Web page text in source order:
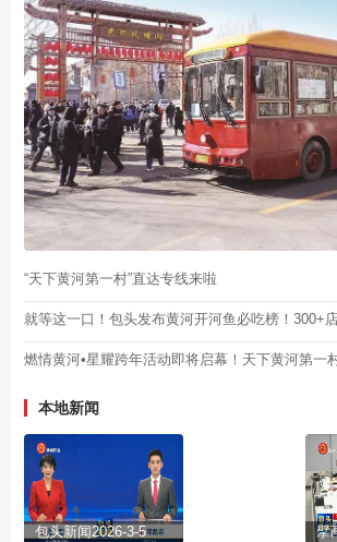
“天下黄河第一村”直达专线来啦
就等这一口！包头发布黄河开河鱼必吃榜！300+
本地新闻
包头新闻2026-3-5